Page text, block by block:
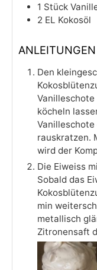
1 Stück
2 EL Kokosöl
ANLEITUNGEN
Den
Vanilleschote
köcheln
rauskratzen.
wird der
Die Eiweiss
Sobald das
min
metallisch
Zitronensaft